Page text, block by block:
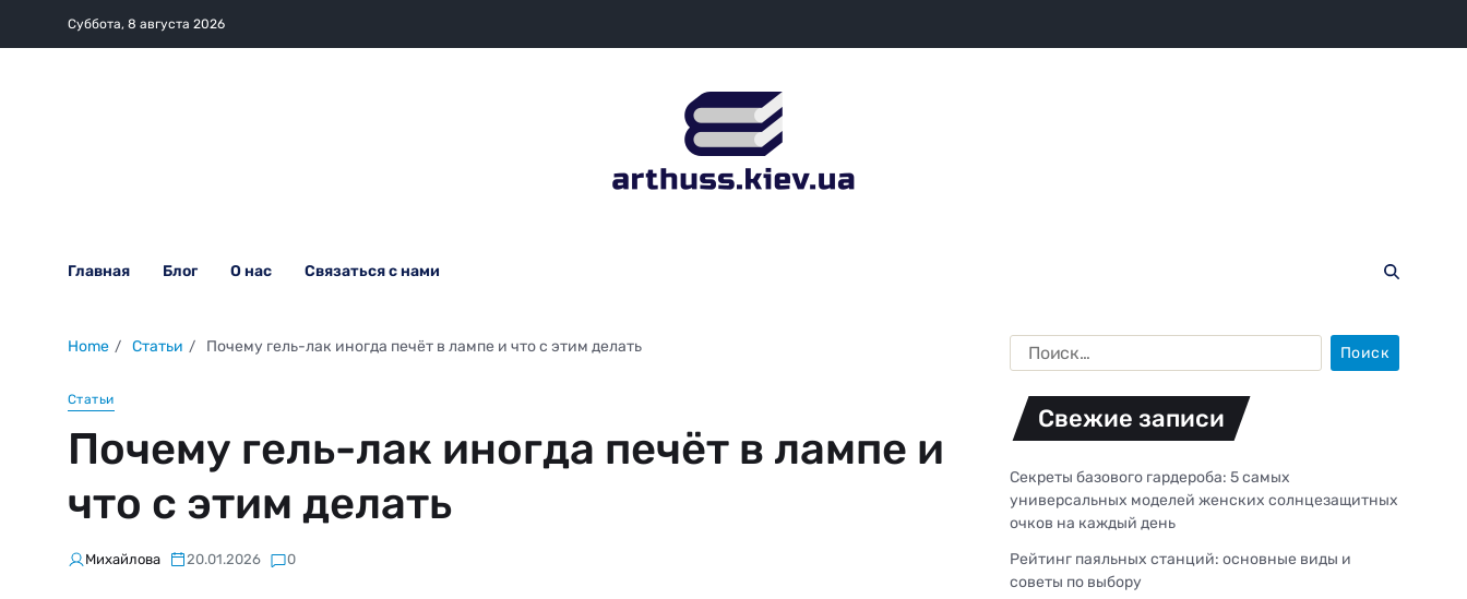
Суббота, 8 августа 2026
Главная Блог О нас Связаться с нами
Home Статьи Почему гель-лак иногда печёт в лампе и что с этим делать
Статьи
Почему гель-лак иногда печёт в лампе и
что с этим делать
Михайлова 20.01.2026 0
Свежие записи
Секреты базового гардероба: 5 самых
универсальных моделей женских солнцезащитных
очков на каждый день
Рейтинг паяльных станций: основные виды и
советы по выбору